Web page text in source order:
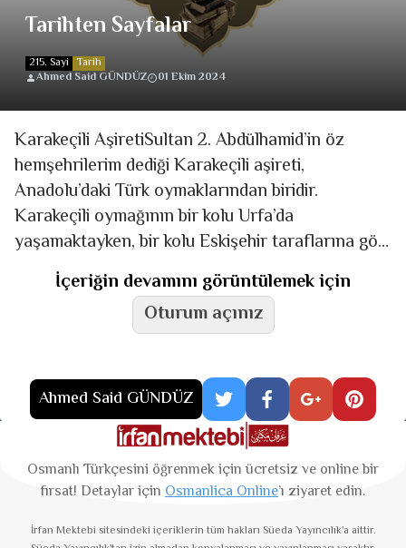
Tarihten Sayfalar
215. Sayi Tarih
Ahmed Said GÜNDÜZ
01 Ekim 2024
Karakeçili AşiretiSultan 2. Abdülhamid’in öz
hemşehrilerim dediği Karakeçili aşireti,
Anadolu’daki Türk oymaklarından biridir.
Karakeçili oymağının bir kolu Urfa’da
yaşamaktayken, bir kolu Eskişehir taraflarına göç
ederek o bölgede yurt tutmuşlardır. Karakeçililer,
Oğuz asıllıdırlar ve Uluyörük topluluğuna
İçeriğin devamını görüntülemek için
Oturum açınız
Ahmed Said GÜNDÜZ
Osmanlı Türkçesini öğrenmek için ücretsiz ve online bir
fırsat! Detaylar için Osmanlica Online’ı ziyaret edin.
İrfan Mektebi sitesindeki içeriklerin tüm hakları Süeda Yayıncılık'a aittir.